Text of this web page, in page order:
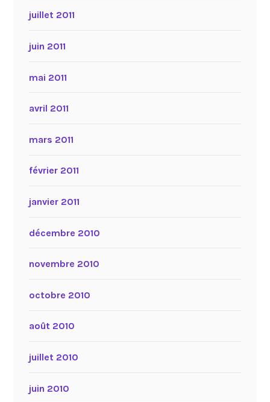
juillet 2011
juin 2011
mai 2011
avril 2011
mars 2011
février 2011
janvier 2011
décembre 2010
novembre 2010
octobre 2010
août 2010
juillet 2010
juin 2010